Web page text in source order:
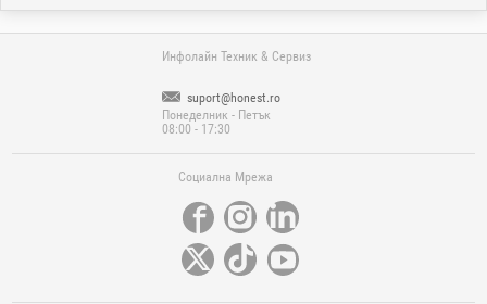
Инфолайн Техник & Сервиз
suport@honest.ro
Понеделник - Петък
08:00 - 17:30
Социална Мрежа